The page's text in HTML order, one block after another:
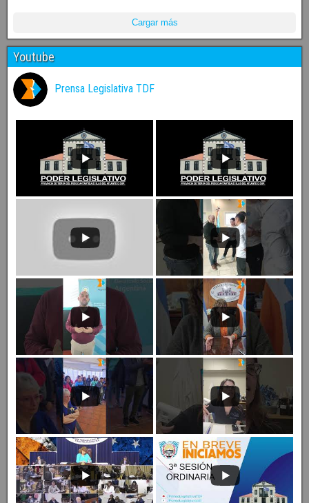
Cargar más
Youtube
Prensa Legislativa TDF